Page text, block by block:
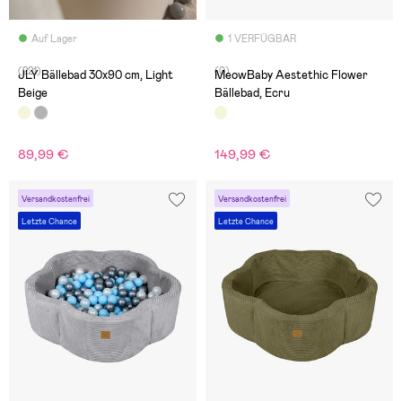
Auf Lager
(221)
JLY Bällebad 30x90 cm, Light
Beige
89,99 €
1 VERFÜGBAR
(0)
MeowBaby Aestethic Flower
Bällebad, Ecru
149,99 €
Versandkostenfrei
Letzte Chance
Versandkostenfrei
Letzte Chance